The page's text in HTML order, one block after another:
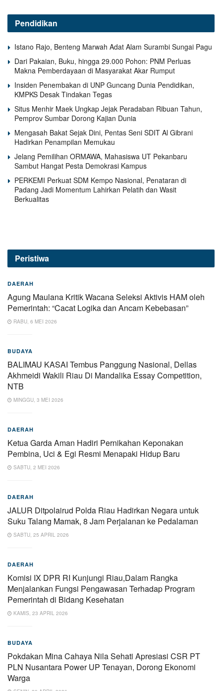
Pendidikan
Istano Rajo, Benteng Marwah Adat Alam Surambi Sungai Pagu
Dari Pakaian, Buku, hingga 29.000 Pohon: PNM Perluas
Makna Pemberdayaan di Masyarakat Akar Rumput
Insiden Penembakan di UNP Guncang Dunia Pendidikan,
KMPKS Desak Tindakan Tegas
Situs Menhir Maek Ungkap Jejak Peradaban Ribuan Tahun,
Pemprov Sumbar Dorong Kajian Dunia
Mengasah Bakat Sejak Dini, Pentas Seni SDIT Al Gibrani
Hadirkan Penampilan Memukau
Jelang Pemilihan ORMAWA, Mahasiswa UT Pekanbaru
Sambut Hangat Pesta Demokrasi Kampus
PERKEMI Perkuat SDM Kempo Nasional, Penataran di
Padang Jadi Momentum Lahirkan Pelatih dan Wasit
Berkualitas
Peristiwa
DAERAH
Agung Maulana Kritik Wacana Seleksi Aktivis HAM oleh
Pemerintah: “Cacat Logika dan Ancam Kebebasan”
RABU, 6 MEI 2026
BUDAYA
BALIMAU KASAI Tembus Panggung Nasional, Dellas
Akhmeidi Wakili Riau Di Mandalika Essay Competition,
NTB
MINGGU, 3 MEI 2026
DAERAH
Ketua Garda Aman Hadiri Pernikahan Keponakan
Pembina, Uci & Egi Resmi Menapaki Hidup Baru
SABTU, 2 MEI 2026
DAERAH
JALUR Ditpolairud Polda Riau Hadirkan Negara untuk
Suku Talang Mamak, 8 Jam Perjalanan ke Pedalaman
SABTU, 25 APRIL 2026
DAERAH
Komisi IX DPR RI Kunjungi Riau,Dalam Rangka
Menjalankan Fungsi Pengawasan Terhadap Program
Pemerintah di Bidang Kesehatan
KAMIS, 23 APRIL 2026
BUDAYA
Pokdakan Mina Cahaya Nila Sehati Apresiasi CSR PT
PLN Nusantara Power UP Tenayan, Dorong Ekonomi
Warga